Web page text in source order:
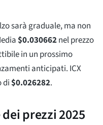
sarà graduale, ma non
$0.030662nel prezzo
in un prossimo
anticipati. ICX
di$0.026282.
dei prezzi 2025